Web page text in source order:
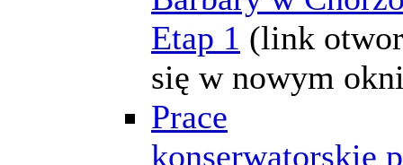
Etap 1 (link
się w nowym
Prace
konserwatorskie